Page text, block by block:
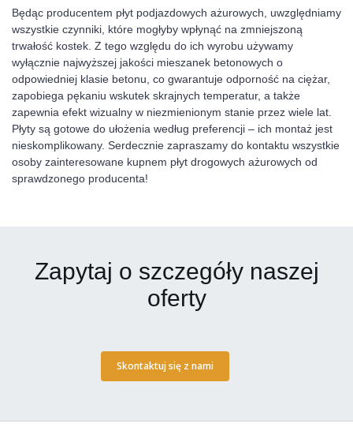
Będąc producentem płyt podjazdowych ażurowych, uwzględniamy
wszystkie czynniki, które mogłyby wpłynąć na zmniejszoną
trwałość kostek. Z tego względu do ich wyrobu używamy
wyłącznie najwyższej jakości mieszanek betonowych o
odpowiedniej klasie betonu, co gwarantuje odporność na ciężar,
zapobiega pękaniu wskutek skrajnych temperatur, a także
zapewnia efekt wizualny w niezmienionym stanie przez wiele lat.
Płyty są gotowe do ułożenia według preferencji – ich montaż jest
nieskomplikowany. Serdecznie zapraszamy do kontaktu wszystkie
osoby zainteresowane kupnem płyt drogowych ażurowych od
sprawdzonego producenta!
Zapytaj o szczegóły naszej
oferty
Skontaktuj się z nami